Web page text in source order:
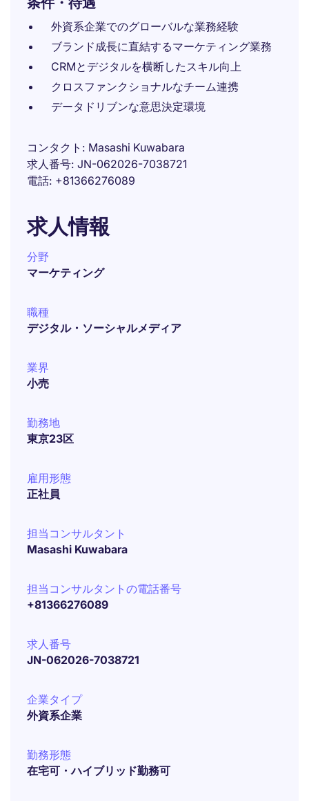
外資系企業でのグローバルな業務経験
ブランド成長に直結するマーケティング業務
CRMとデジタルを横断したスキル向上
クロスファンクショナルなチーム連携
データドリブンな意思決定環境
コンタクト
Masashi Kuwabara
求人番号 JN-062026-7038721
電話 +81366276089
求人情報
分野
マーケティング
職種
デジタル・ソーシャルメディア
業界
小売
勤務地
東京23区
雇用形態
正社員
担当コンサルタント
Masashi Kuwabara
担当コンサルタントの電話番号
+81366276089
求人番号
JN-062026-7038721
企業タイプ
外資系企業
勤務形態
在宅可・ハイブリッド勤務可